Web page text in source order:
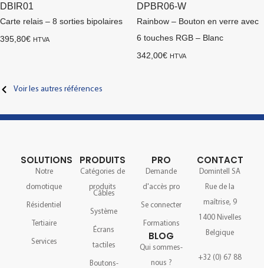
DBIR01
Carte relais – 8 sorties bipolaires
395,80€ HTVA
DPBR06-W
Rainbow – Bouton en verre avec
6 touches RGB – Blanc
342,00€ HTVA
Voir les autres références
SOLUTIONS
Notre
domotique
Résidentiel
Tertiaire
Services
PRODUITS
Catégories de
produits
Câbles
Système
Écrans
tactiles
Boutons-
PRO
Demande
d'accès pro
Se connecter
Formations
BLOG
Qui sommes-
nous ?
CONTACT
Domintell SA
Rue de la
maîtrise, 9
1400 Nivelles
Belgique
+32 (0) 67 88